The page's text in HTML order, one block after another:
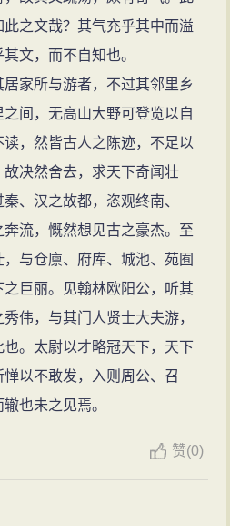
情趣悠远。
云：“闭门不出十年久，湖
争问讯，忽逢鱼鸟亦惊猜。可
一杯？归去无言掩屏卧，古
蔡京等人执政，元祐党人累遭
门不出，与早年之“闭门”遥相
，始终皆以直言而不见容。
。这样的作品，亦颇见性情。
《诗病五事》以思想内容为
、韩愈、孟郊等都有讥评。
人工于为诗而陋于闻道”，这
。
洁，写文章气势宏大而淡
被人知道，而俊秀杰出之气
墨竹赋》赞美画家文同的墨
，张方平任陈州知州，征
月，文彦博以代理司徒兼侍
为学官。
改授齐州掌书记。
辙改任著作佐郎，又随南
判官。当时苏轼也外任徐州
相遇，一同前往徐州，留在
遥堂会宿》等诗。
，苏轼以作诗“谤讪朝廷”罪
授为黄州团练副使。苏辙上
罪，不准，牵连被贬为监筠
，五年不得升调。
辙沿赣水至黄州，与其兄
及其对江的武昌西山。于次
，量移为歙州绩溪县令。
之文哉？其气充乎其中而溢
文，而不自知也。
家所与游者，不过其邻里乡
间，无高山大野可登览以自
，然皆古人之陈迹，不足以
决然舍去，求天下奇闻壮
、汉之故都，恣观终南、
流，慨然想见古之豪杰。至
与仓廪、府库、城池、苑囿
巨丽。见翰林欧阳公，听其
伟，与其门人贤士大夫游，
。太尉以才略冠天下，天下
以不敢发，入则周公、召
也未之见焉。
赞(0)